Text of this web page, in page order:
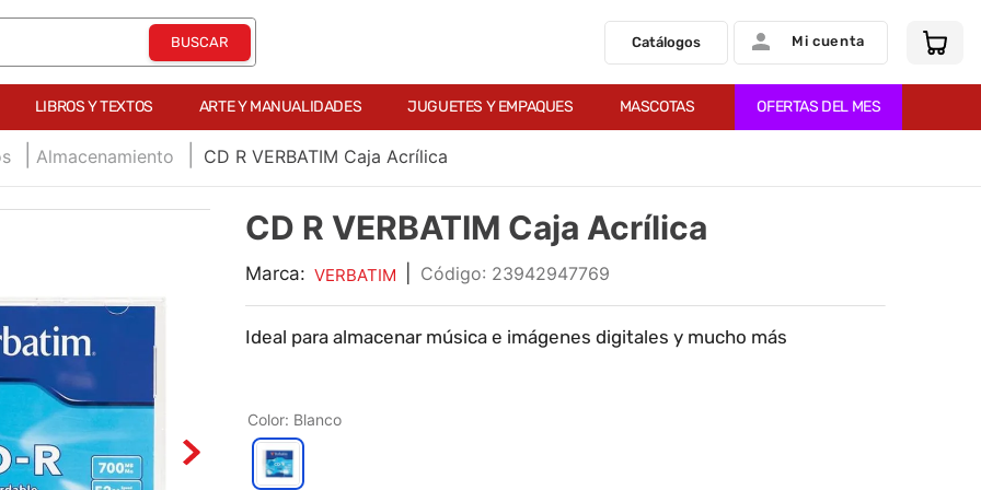
Catálogos Mi cuenta
LIBROS Y TEXTOS ARTE Y MANUALIDADES JUGUETES Y EMPAQUES MASCOTAS OFERTAS DEL MES
Almacenamiento CD R VERBATIM Caja Acrílica
CD R VERBATIM Caja Acrílica
Marca: VERBATIM : 23942947769
Ideal para almacenar música e imágenes digitales y mucho más
Color: Blanco